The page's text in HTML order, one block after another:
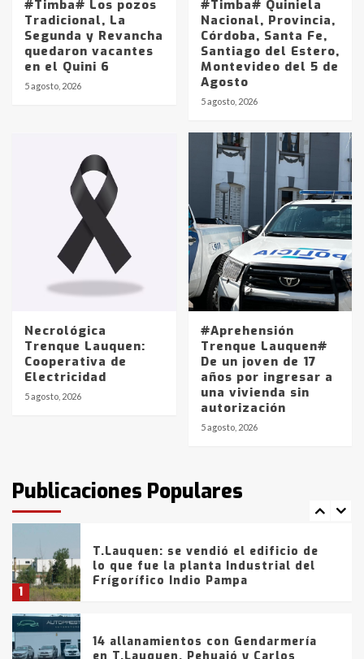
#Timba# Los pozos
Tradicional, La
Segunda y Revancha
quedaron vacantes
en el Quini 6
5 agosto, 2026
#Timba# Quiniela
Nacional, Provincia,
Córdoba, Santa Fe,
Santiago del Estero,
Montevideo del 5 de
Agosto
5 agosto, 2026
Necrológica
Trenque Lauquen:
Cooperativa de
Electricidad
5 agosto, 2026
#Aprehensión
Trenque Lauquen#
De un joven de 17
años por ingresar a
una vivienda sin
autorización
5 agosto, 2026
Publicaciones Populares
Identidad de los adolescentes
pampeanos que fueron
en la mañana del lunes
Accidente en Ruta 5: falleció un
joven de Trenque Lauquen
Los precios de los combustibles en
La Pampa, desde YPF hasta Axion
entre 857 a 1338 pesos
La Bolsa de Cereales de Bahía
Blanca anticipa que Agosto vendrá
con lluvias y heladas, en gran parte
fueron detenidos por
comercialización de drogas en la
tarde del sábado
1
T.Lauquen: se vendió el edificio de
lo que fue la planta Industrial del
Frígorífico Indio Pampa
14 allanamientos con Gendarmería